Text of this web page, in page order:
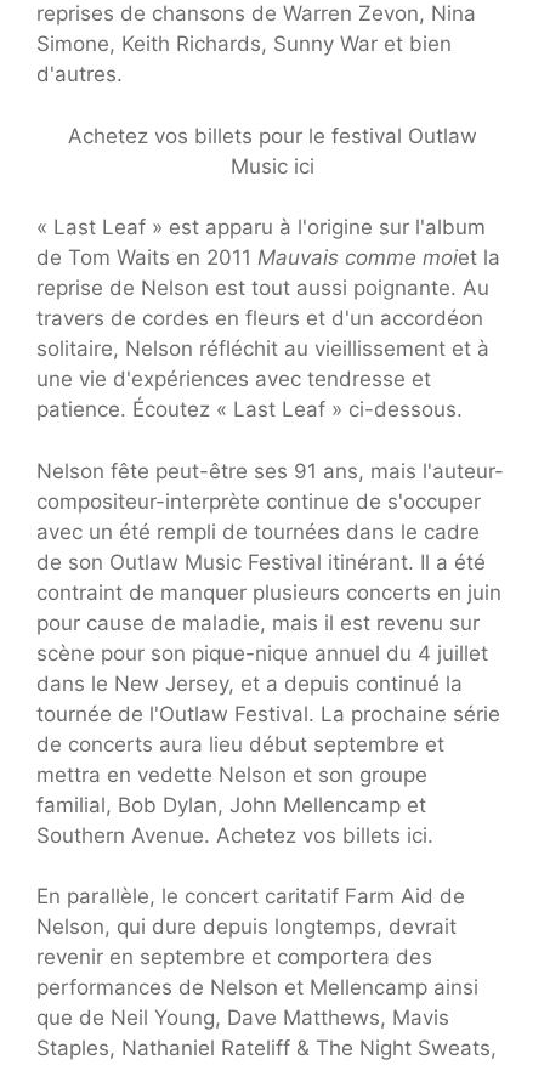
reprises de chansons de Warren Zevon, Nina
Simone, Keith Richards, Sunny War et bien
d'autres.
Achetez vos billets pour le festival Outlaw
Music ici
« Last Leaf » est apparu à l'origine sur l'album
de Tom Waits en 2011 Mauvais comme moiet la
reprise de Nelson est tout aussi poignante. Au
travers de cordes en fleurs et d'un accordéon
solitaire, Nelson réfléchit au vieillissement et à
une vie d'expériences avec tendresse et
patience. Écoutez « Last Leaf » ci-dessous.
Nelson fête peut-être ses 91 ans, mais l'auteur-
compositeur-interprète continue de s'occuper
avec un été rempli de tournées dans le cadre
de son Outlaw Music Festival itinérant. Il a été
contraint de manquer plusieurs concerts en juin
pour cause de maladie, mais il est revenu sur
scène pour son pique-nique annuel du 4 juillet
dans le New Jersey, et a depuis continué la
tournée de l'Outlaw Festival. La prochaine série
de concerts aura lieu début septembre et
mettra en vedette Nelson et son groupe
familial, Bob Dylan, John Mellencamp et
Southern Avenue. Achetez vos billets ici.
En parallèle, le concert caritatif Farm Aid de
Nelson, qui dure depuis longtemps, devrait
revenir en septembre et comportera des
performances de Nelson et Mellencamp ainsi
que de Neil Young, Dave Matthews, Mavis
Staples, Nathaniel Rateliff & The Night Sweats,